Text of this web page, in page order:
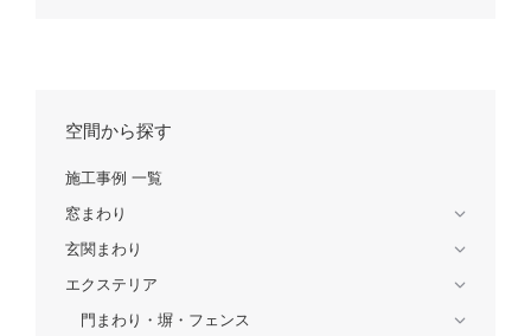
空間から探す
施工事例 一覧
窓まわり
玄関まわり
エクステリア
門まわり・塀・フェンス